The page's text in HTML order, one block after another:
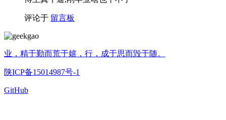
评论于 留言板
业，精于勤而荒于嬉，行，成于思而毁于随。
陕ICP备15014987号-1
GitHub